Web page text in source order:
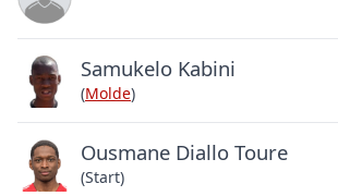
Samukelo Kabini
(Molde)
Ousmane Diallo Toure
(Start)